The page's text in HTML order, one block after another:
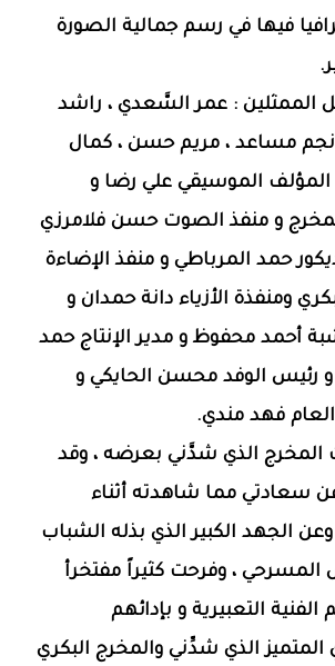
فيها في رسم جمالية الصورة
الممثلين : عمر السَّعدي ، راشد
نجم مساعد ، مريم حسن ، كمال
المؤلف الموسيقي علي رضا و
و منفذ الصوت حسن فلامرزي
حمد المرباطي و منفذ الإضاءة
ومنفذة الأزياء دانة حمدان و
أحمد محفوظ و مدير الإنتاج حمد
رئيس الوفد محسن الحايكي و
فهد مندي.
الذي شدَّني بعرضه ، وقد
سعادتي مما شاهدته أثناء
وعن الجهد الكبير الذي بذله الشباب
، وفرحت كثيراً مفتخرأ
الفنية التعبيرية و بإدائهم
المتميز الذي شدِّني والمخرج البكري